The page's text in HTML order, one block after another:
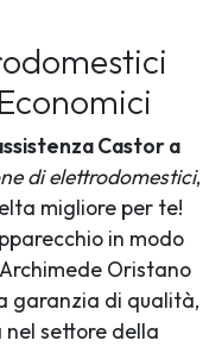
Castor a
di elettrodomestici,
migliore per te!
in modo
Oristano
garanzia di qualità,
settore della